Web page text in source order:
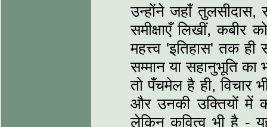
उन्‍होंने जहाँ
समीक्षाएँ लिखीं, कबीर
महत्त्‍व 'इतिहास' तक ही
सम्‍मान या सहानुभूति का
तो पँचमेल है ही, विचार
और उनकी उक्तियों में
लेकिन कवित्‍व भी है -